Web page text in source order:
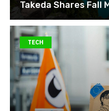
Takeda Shares Fall
TECH